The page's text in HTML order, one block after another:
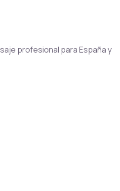
profesional para España y